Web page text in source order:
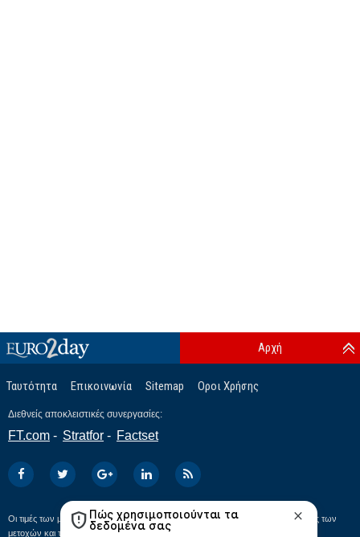
Ταυτότητα Επικοινωνία Sitemap Οροι Χρήσης
Αρχή
Διεθνείς αποκλειστικές συνεργασίες:
FT.com Stratfor Factset
Οι τιμές των μετοχών και των δεικτών εμφανίζονται με καθυστέρηση 15’. Οι τιμές των
μετοχών και των ελληνικών δεικτών προέρχονται από την